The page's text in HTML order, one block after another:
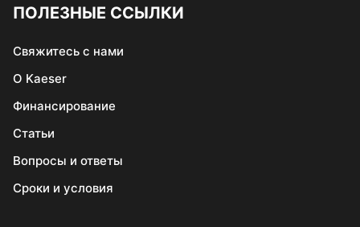
ПОЛЕЗНЫЕ ССЫЛКИ
Свяжитеcь c нами
О Kaeser
Финансирование
Статьи
Вопросы и ответы
Сроки и условия